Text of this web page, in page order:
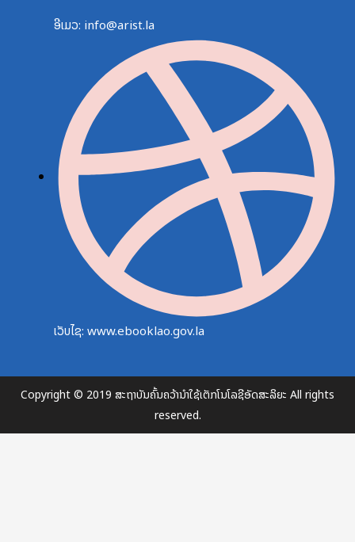
ອີເມວ: info@arist.la
ເວັບໄຊ: www.ebooklao.gov.la
Copyright © 2019 ສະຖາບັນຄົ້ນຄວ້ານຳໃຊ້ເຕັກໂນໂລຊີອັດສະລິຍະ All rights
reserved.